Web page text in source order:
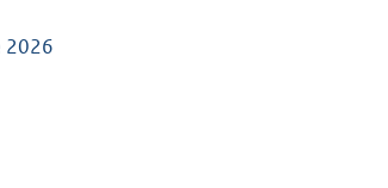
2026